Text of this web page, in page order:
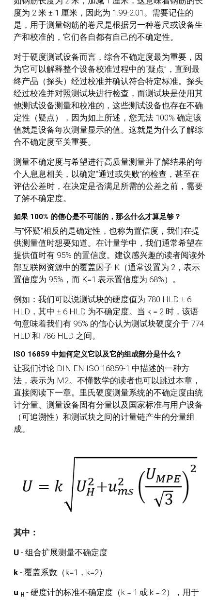
度为 2 米 ± 1 厘米，因此为 1.99-2.01。需要记住的
是，用于测量钢筋的卷尺是根据另一种卷尺或设备生
产和校准的，它们各自都有自己的不确定性。
对于硬度测试设备而言，综合不确定度最为重要，因
为它可以解释整个设备校准过程中的“疑点”，直到最
终产品（探头）经过校准并确认符合特定标准。探头
经过校准并对照测试块进行检查，而测试块是使用其
他测试设备测量和校准的，这些测试设备也存在不确
定性（疑点），因为如上所述，您无法 100% 确定该
值就是设备每次测量显示的值。这就是为什么了解综
合不确定度至关重要。
测量不确定度与希望进行高质量测量并了解结果的每
个人息息相关，以确定“通过或失败”的检查，甚至在
评估公差时，在决定是否满足所需的公差之前，需要
了解不确定度。
如果 100% 的信心是不可能的，那么什么才算足够？
与“怀疑”相反的是确定性，也称为置信度，我们在提
供测量值时想要知道。在计量学中，我们通常希望在
提供值时有 95% 的置信度。建议感兴趣的读者阅读外
部互联网资源中的覆盖因子 K（通常设置为 2，表示
置信度为 95%，而 K=1 表示置信度为 68%）。
例如：我们可以说测试块的硬度值为 780 HLD ± 6
HLD，其中 ± 6 HLD 为不确定度。当 k = 2 时，该语
句意味着我们有 95% 的信心认为测试块硬度介于 774
HLD 和 786 HLD 之间。
ISO 16859 中如何定义它以及它的组成部分是什么？
让我们讨论 DIN EN ISO 16859-1 中描述的一种方
法，表示为 M2。不懂数学的读者也可以跳过本章，
直接阅读下一章。里氏硬度测量系统的不确定度由统
计分量、测量设备固有分量以及国家标准与用户设备
（可追溯性）和测试块之间的计量链产生的分量组
成。
其中：
U - 组合扩展测量不确定度
k - 覆盖系数（k=1，k=2）
u H - 硬度计的标准不确定度（k = 1 或 k = 2），用于